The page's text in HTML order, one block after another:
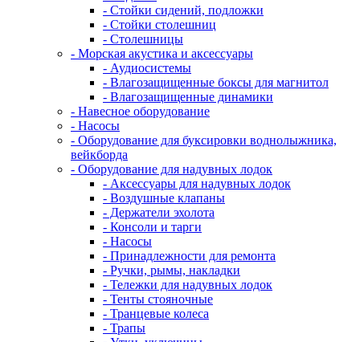
- Стойки сидений, подложки
- Стойки столешниц
- Столешницы
- Морская акустика и аксессуары
- Аудиосистемы
- Влагозащищенные боксы для магнитол
- Влагозащищенные динамики
- Навесное оборудование
- Насосы
- Оборудование для буксировки воднолыжника,
вейкборда
- Оборудование для надувных лодок
- Аксессуары для надувных лодок
- Воздушные клапаны
- Держатели эхолота
- Консоли и тарги
- Насосы
- Принадлежности для ремонта
- Ручки, рымы, накладки
- Тележки для надувных лодок
- Тенты стояночные
- Транцевые колеса
- Трапы